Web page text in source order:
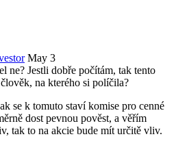
May 3
ne? Jestli dobře počítám, tak tento
na kterého si políčila?
se k tomuto staví komise pro cenné
dost pevnou pověst, a věřím
tak to na akcie bude mít určitě vliv.